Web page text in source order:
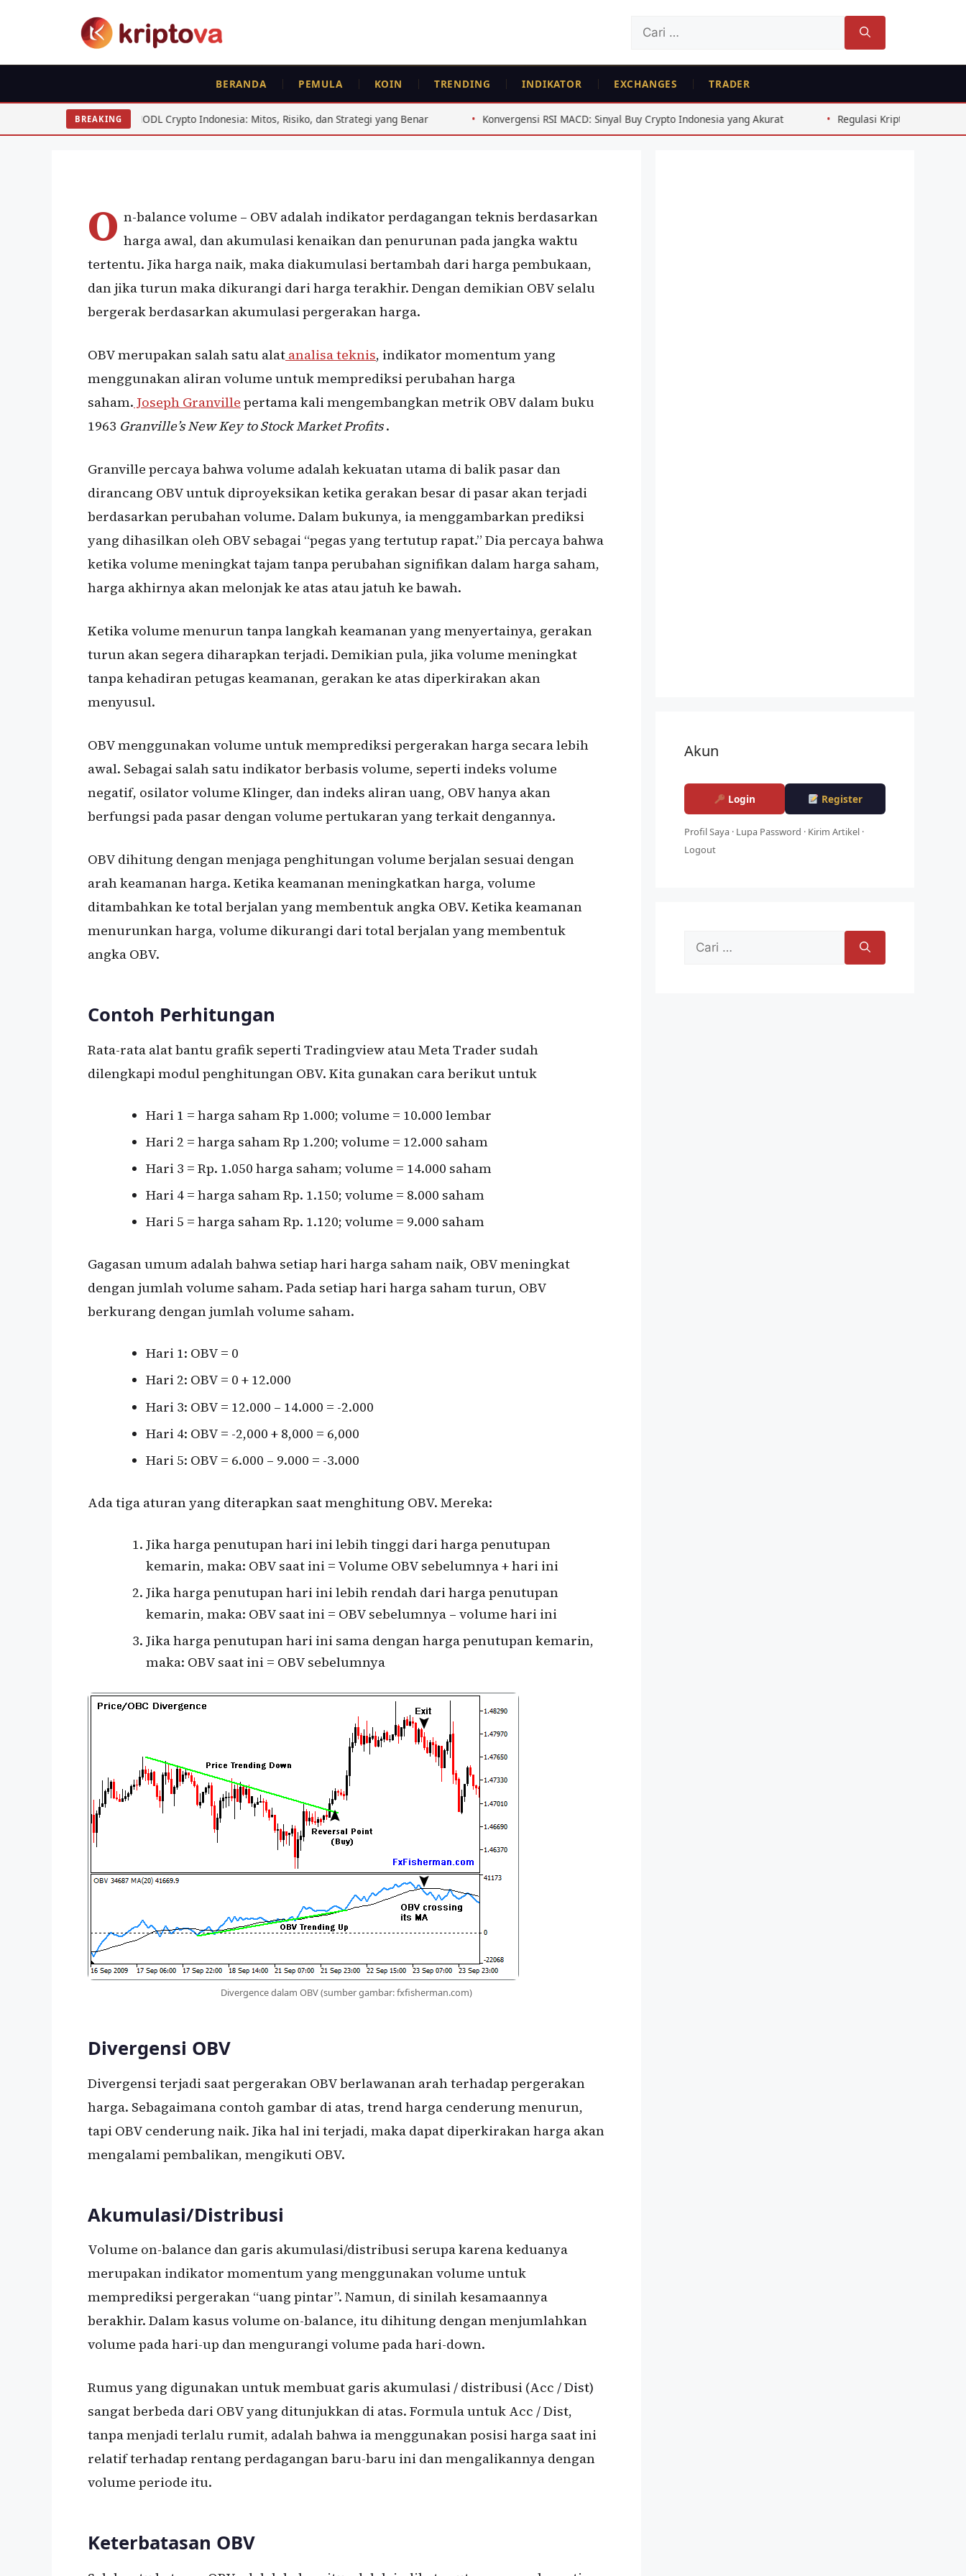
Cari
BERANDA PEMULA KOIN TRENDING INDIKATOR EXCHANGES TRADER
BREAKING
HODL Crypto Indonesia: Mitos, Risiko, dan Strategi yang Benar Konvergensi RSI MACD: Sinyal Buy Crypto Indonesia yang Akurat Regulasi Kripto OJK 2026: Perubahan Besar
ISTILAH ANALISA TEKNIKAL RUJUKAN PEMULA FEATURED
OBV Akumulasi Saldo Volume (On Balance
Volume)
O n-balance volume – OBV adalah indikator perdagangan teknis berdasarkan
harga awal, dan akumulasi kenaikan dan penurunan pada jangka waktu
tertentu. Jika harga naik, maka diakumulasi bertambah dari harga pembukaan,
dan jika turun maka dikurangi dari harga terakhir. Dengan demikian OBV selalu
bergerak berdasarkan akumulasi pergerakan harga.
OBV merupakan salah satu alat analisa teknis, indikator momentum yang
menggunakan aliran volume untuk memprediksi perubahan harga
saham. Joseph Granville pertama kali mengembangkan metrik OBV dalam buku
1963 Granville’s New Key to Stock Market Profits.
Granville percaya bahwa volume adalah kekuatan utama di balik pasar dan
dirancang OBV untuk diproyeksikan ketika gerakan besar di pasar akan terjadi
berdasarkan perubahan volume. Dalam bukunya, ia menggambarkan prediksi
yang dihasilkan oleh OBV sebagai “pegas yang tertutup rapat.” Dia percaya bahwa
ketika volume meningkat tajam tanpa perubahan signifikan dalam harga saham,
harga akhirnya akan melonjak ke atas atau jatuh ke bawah.
Ketika volume menurun tanpa langkah keamanan yang menyertainya, gerakan
turun akan segera diharapkan terjadi. Demikian pula, jika volume meningkat
tanpa kehadiran petugas keamanan, gerakan ke atas diperkirakan akan
menyusul.
OBV menggunakan volume untuk memprediksi pergerakan harga secara lebih
awal. Sebagai salah satu indikator berbasis volume, seperti indeks volume
negatif, osilator volume Klinger, dan indeks aliran uang, OBV hanya akan
berfungsi pada pasar dengan volume pertukaran yang terkait dengannya.
OBV dihitung dengan menjaga penghitungan volume berjalan sesuai dengan
arah keamanan harga. Ketika keamanan meningkatkan harga, volume
ditambahkan ke total berjalan yang membentuk angka OBV. Ketika keamanan
menurunkan harga, volume dikurangi dari total berjalan yang membentuk
angka OBV.
Contoh Perhitungan
Rata-rata alat bantu grafik seperti Tradingview atau Meta Trader sudah
dilengkapi modul penghitungan OBV. Kita gunakan cara berikut untuk
Hari 1 = harga saham Rp 1.000; volume = 10.000 lembar
Hari 2 = harga saham Rp 1.200; volume = 12.000 saham
Hari 3 = Rp. 1.050 harga saham; volume = 14.000 saham
Hari 4 = harga saham Rp. 1.150; volume = 8.000 saham
Hari 5 = harga saham Rp. 1.120; volume = 9.000 saham
Gagasan umum adalah bahwa setiap hari harga saham naik, OBV meningkat
dengan jumlah volume saham. Pada setiap hari harga saham turun, OBV
berkurang dengan jumlah volume saham.
Hari 1: OBV = 0
Hari 2: OBV = 0 + 12.000
Hari 3: OBV = 12.000 – 14.000 = -2.000
Hari 4: OBV = -2,000 + 8,000 = 6,000
Hari 5: OBV = 6.000 – 9.000 = -3.000
Ada tiga aturan yang diterapkan saat menghitung OBV. Mereka:
Jika harga penutupan hari ini lebih tinggi dari harga penutupan
kemarin, maka: OBV saat ini = Volume OBV sebelumnya + hari ini
Jika harga penutupan hari ini lebih rendah dari harga penutupan
kemarin, maka: OBV saat ini = OBV sebelumnya – volume hari ini
Jika harga penutupan hari ini sama dengan harga penutupan kemarin,
maka: OBV saat ini = OBV sebelumnya
Divergence dalam OBV (sumber gambar: fxfisherman.com)
Divergensi OBV
Divergensi terjadi saat pergerakan OBV berlawanan arah terhadap pergerakan
harga. Sebagaimana contoh gambar di atas, trend harga cenderung menurun,
tapi OBV cenderung naik. Jika hal ini terjadi, maka dapat diperkirakan harga akan
mengalami pembalikan, mengikuti OBV.
Akumulasi/Distribusi
Volume on-balance dan garis akumulasi/distribusi serupa karena keduanya
merupakan indikator momentum yang menggunakan volume untuk
memprediksi pergerakan “uang pintar”. Namun, di sinilah kesamaannya
berakhir. Dalam kasus volume on-balance, itu dihitung dengan menjumlahkan
volume pada hari-up dan mengurangi volume pada hari-down.
Rumus yang digunakan untuk membuat garis akumulasi / distribusi (Acc / Dist)
sangat berbeda dari OBV yang ditunjukkan di atas. Formula untuk Acc / Dist,
tanpa menjadi terlalu rumit, adalah bahwa ia menggunakan posisi harga saat ini
relatif terhadap rentang perdagangan baru-baru ini dan mengalikannya dengan
volume periode itu.
Keterbatasan OBV
Akun
Login Register
Profil Saya · Lupa Password · Kirim Artikel ·
Logout
Cari